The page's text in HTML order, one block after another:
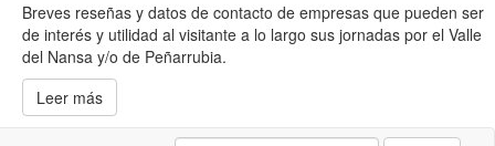
Breves reseñas y datos de contacto de empresas que pueden ser
de interés y utilidad al visitante a lo largo sus jornadas por el Valle
del Nansa y/o de Peñarrubia.
Leer más